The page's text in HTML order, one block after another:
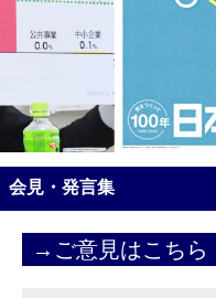
会見・発言集
→ご意見はこちら